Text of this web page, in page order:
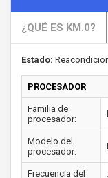
¿QUÉ ES KM.0?
Estado:
PROCESADOR
Familia de
procesador:
Modelo del
procesador:
Frecuencia del